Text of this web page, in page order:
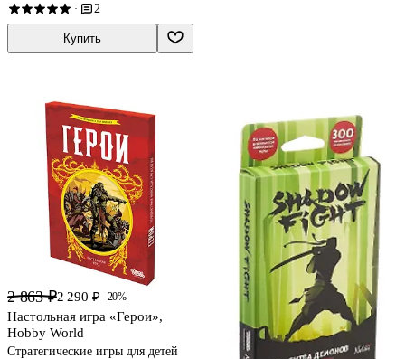
· 2
Купить
2 863 ₽2 290 ₽ -20%
Настольная игра «Герои»,
Hobby World
Стратегические игры для детей